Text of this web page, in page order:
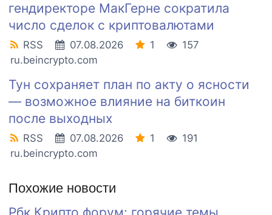
гендиректоре МакГерне сократила
число сделок с криптовалютами
RSS 07.08.2026 1
157
ru.beincrypto.com
Тун сохраняет план по акту о ясности
— возможное влияние на биткоин
после выходных
RSS 07.08.2026 1
191
ru.beincrypto.com
Похожие новости